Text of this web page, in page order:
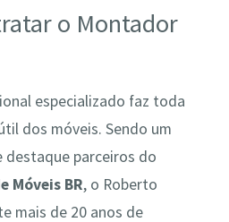
o Montador
especializado faz toda
dos móveis. Sendo um
destaque parceiros do
Móveis BR, o Roberto
mais de 20 anos de